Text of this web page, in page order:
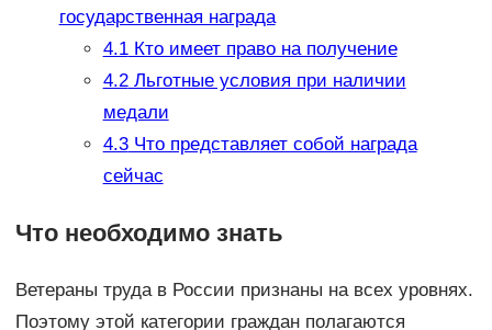
государственная награда
4.1Кто имеет право на получение
4.2Льготные условия при наличии
медали
4.3Что представляет собой награда
сейчас
Что необходимо знать
Ветераны труда в России признаны на всех уровнях.
Поэтому этой категории граждан полагаются